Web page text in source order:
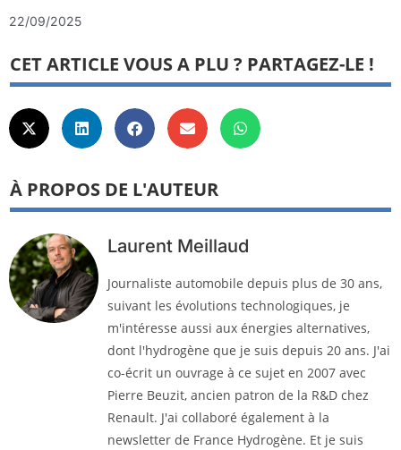
22/09/2025
CET ARTICLE VOUS A PLU ? PARTAGEZ-LE !
À PROPOS DE L'AUTEUR
Laurent Meillaud
Journaliste automobile depuis plus de 30 ans,
suivant les évolutions technologiques, je
m'intéresse aussi aux énergies alternatives,
dont l'hydrogène que je suis depuis 20 ans. J'ai
co-écrit un ouvrage à ce sujet en 2007 avec
Pierre Beuzit, ancien patron de la R&D chez
Renault. J'ai collaboré également à la
newsletter de France Hydrogène. Et je suis